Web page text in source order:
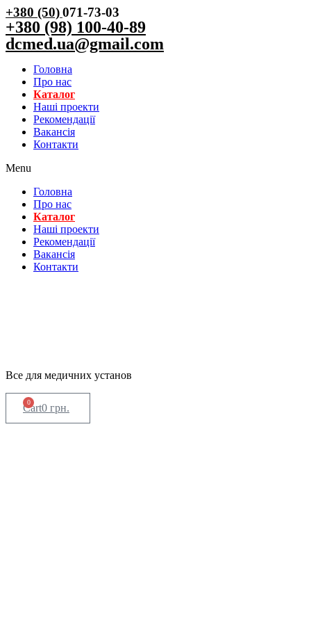
+380 (50)071-73-03
+380 (98) 100-40-89
dcmed.ua@gmail.com
Головна
Про нас
Каталог
Нашi проекти
Рекомендації
Вакансiя
Контакти
Menu
Головна
Про нас
Каталог
Нашi проекти
Рекомендації
Вакансiя
Контакти
Все для медичних установ
0 грн.
0
Cart